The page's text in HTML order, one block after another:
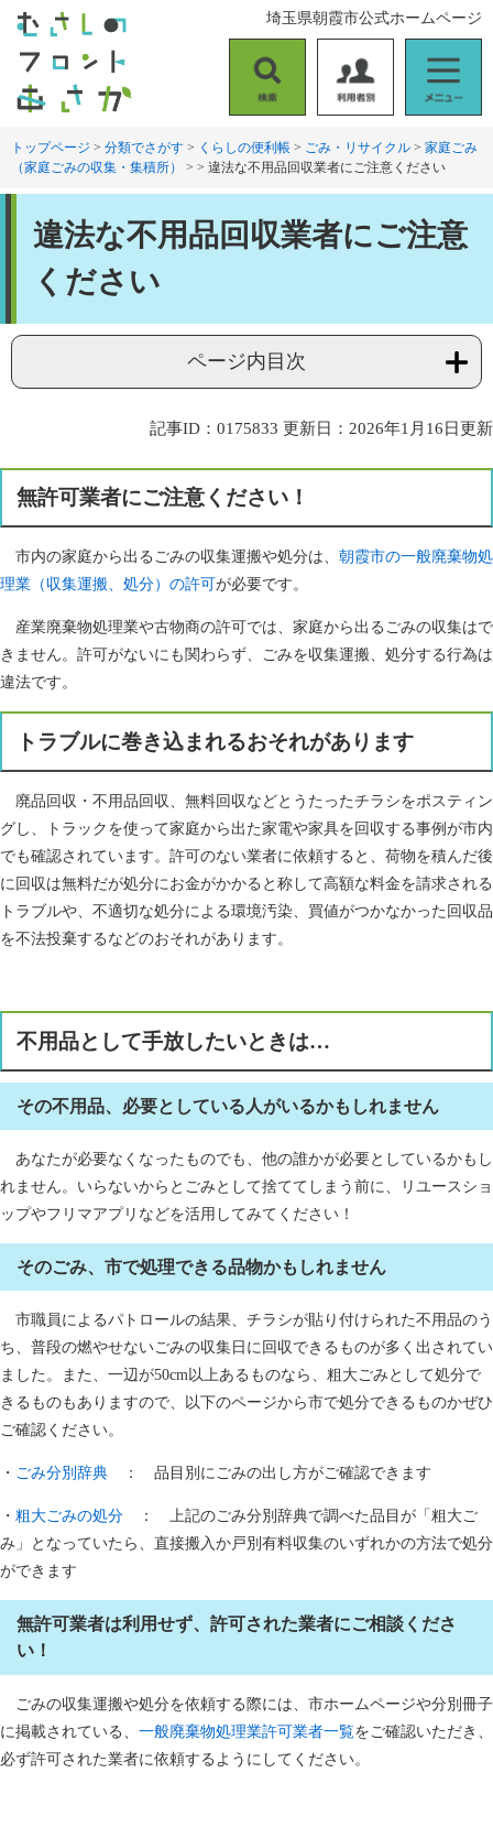
。
て
索
用
者
別
ニ
ュ
ー
埼玉県朝霞市公式ホームページ
トップページ > 分類でさがす > くらしの便利帳 > ごみ・リサイクル > 家庭ごみ
（家庭ごみの収集・集積所）
> > 違法な不用品回収業者にご注意ください
違法な不用品回収業者にご注意
ください
ページ内目次
記事ID：0175833 更新日：2026年1月16日更新
無許可業者にご注意ください！
市内の家庭から出るごみの収集運搬や処分は、 朝霞市の一般廃棄物処
理業（収集運搬、処分）の許可が必要です。
産業廃棄物処理業や古物商の許可では、家庭から出るごみの収集はで
きません。許可がないにも関わらず、ごみを収集運搬、処分する行為は
違法です。
トラブルに巻き込まれるおそれがあります
廃品回収・不用品回収、無料回収などとうたったチラシをポスティン
グし、トラックを使って家庭から出た家電や家具を回収する事例が市内
でも確認されています。許可のない業者に依頼すると、荷物を積んだ後
に回収は無料だが処分にお金がかかると称して高額な料金を請求される
トラブルや、不適切な処分による環境汚染、買値がつかなかった回収品
を不法投棄するなどのおそれがあります。
不用品として手放したいときは…
その不用品、必要としている人がいるかもしれません
あなたが必要なくなったものでも、他の誰かが必要としているかもし
れません。いらないからとごみとして捨ててしまう前に、リユースショ
ップやフリマアプリなどを活用してみてください！
そのごみ、市で処理できる品物かもしれません
市職員によるパトロールの結果、チラシが貼り付けられた不用品のう
ち、普段の燃やせないごみの収集日に回収できるものが多く出されてい
ました。また、一辺が50cm以上あるものなら、粗大ごみとして処分で
きるものもありますので、以下のページから市で処分できるものかぜひ
ご確認ください。
・ ごみ分別辞典 ： 品目別にごみの出し方がご確認できます
・ 粗大ごみの処分 ： 上記のごみ分別辞典で調べた品目が「粗大ご
み」となっていたら、直接搬入か戸別有料収集のいずれかの方法で処分
ができます
無許可業者は利用せず、許可された業者にご相談くださ
い！
ごみの収集運搬や処分を依頼する際には、市ホームページや分別冊子
に掲載されている、 一般廃棄物処理業許可業者一覧をご確認いただき、
必ず許可された業者に依頼するようにしてください。